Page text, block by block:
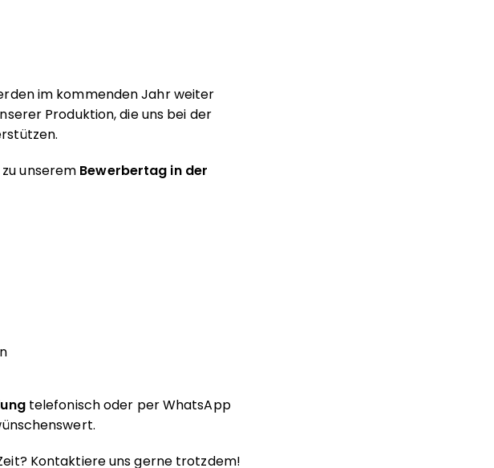
im kommenden Jahr weiter
Produktion, die uns bei der
unserem Bewerbertag in der
telefonisch oder per WhatsApp
Kontaktiere uns gerne trotzdem!